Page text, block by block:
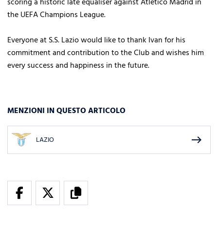
the UEFA Champions League.
Everyone at S.S. Lazio would like to thank Ivan for his
commitment and contribution to the Club and wishes him
every success and happiness in the future.
MENZIONI IN QUESTO ARTICOLO
LAZIO east